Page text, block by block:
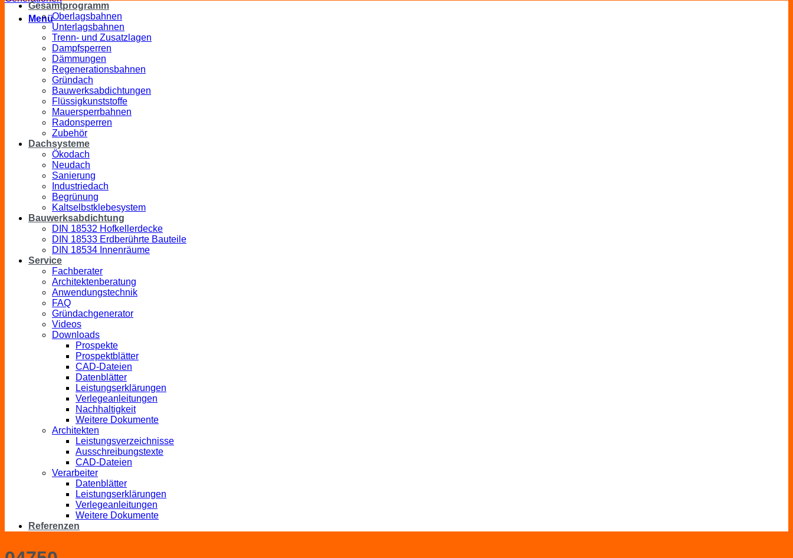
Menü
Gesamtprogramm
Oberlagsbahnen
Unterlagsbahnen
Trenn- und Zusatzlagen
Dampfsperren
Dämmungen
Regenerationsbahnen
Gründach
Bauwerksabdichtungen
Flüssigkunststoffe
Mauersperrbahnen
Radonsperren
Zubehör
Dachsysteme
Ökodach
Neudach
Sanierung
Industriedach
Begrünung
Kaltselbstklebesystem
Bauwerksabdichtung
DIN 18532 Hofkellerdecke
DIN 18533 Erdberührte Bauteile
DIN 18534 Innenräume
Service
Fachberater
Architektenberatung
Anwendungstechnik
FAQ
Gründachgenerator
Videos
Downloads
Prospekte
Prospektblätter
CAD-Dateien
Datenblätter
Leistungserklärungen
Verlegeanleitungen
Nachhaltigkeit
Weitere Dokumente
Architekten
Leistungsverzeichnisse
Ausschreibungstexte
CAD-Dateien
Verarbeiter
Datenblätter
Leistungserklärungen
Verlegeanleitungen
Weitere Dokumente
Referenzen